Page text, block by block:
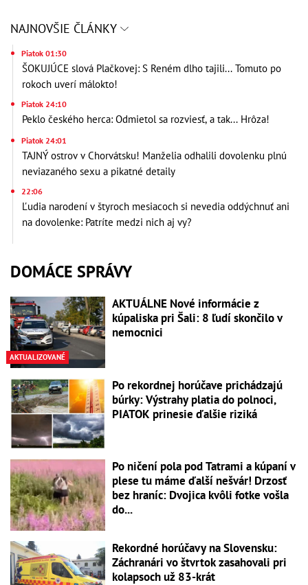
NAJNOVŠIE ČLÁNKY
Piatok 01:30
ŠOKUJÚCE slová Plačkovej: S Reném dlho tajili... Tomuto po
rokoch uverí málokto!
Piatok 24:10
Peklo českého herca: Odmietol sa rozviesť, a tak... Hrôza!
Piatok 24:01
TAJNÝ ostrov v Chorvátsku! Manželia odhalili dovolenku plnú
neviazaného sexu a pikatné detaily
22:06
Ľudia narodení v štyroch mesiacoch si nevedia oddýchnuť ani
na dovolenke: Patríte medzi nich aj vy?
DOMÁCE SPRÁVY
AKTUALIZOVANÉ
AKTUÁLNE Nové informácie z
kúpaliska pri Šali: 8 ľudí skončilo v
nemocnici
Po rekordnej horúčave prichádzajú
búrky: Výstrahy platia do polnoci,
PIATOK prinesie ďalšie riziká
Po ničení pola pod Tatrami a kúpaní v
plese tu máme ďalší nešvár! Drzosť
bez hraníc: Dvojica kvôli fotke vošla
do...
Rekordné horúčavy na Slovensku:
Záchranári vo štvrtok zasahovali pri
kolapsoch už 83-krát